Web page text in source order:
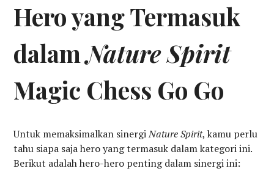
Hero yang Termasuk
dalamNature Spirit
Magic Chess Go Go
Untuk memaksimalkan sinergiNature Spirit, kamu perlu
tahu siapa saja hero yang termasuk dalam kategori ini.
Berikut adalah hero-hero penting dalam sinergi ini: